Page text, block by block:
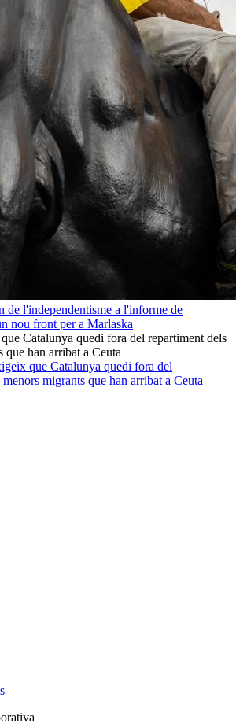
de l'independentisme a l'informe de
nou front per a Marlaska
que Catalunya quedi fora del
migrants que han arribat a Ceuta